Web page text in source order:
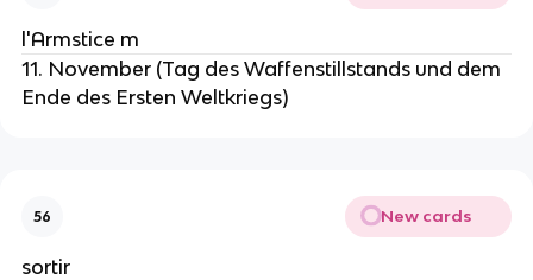
l'Armstice m
11. November (Tag des Waffenstillstands und dem
Ende des Ersten Weltkriegs)
56 New cards
sortir